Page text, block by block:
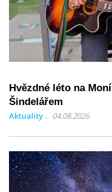
Hvězdné léto na
Šindelářem
Aktuality 04.08.2026